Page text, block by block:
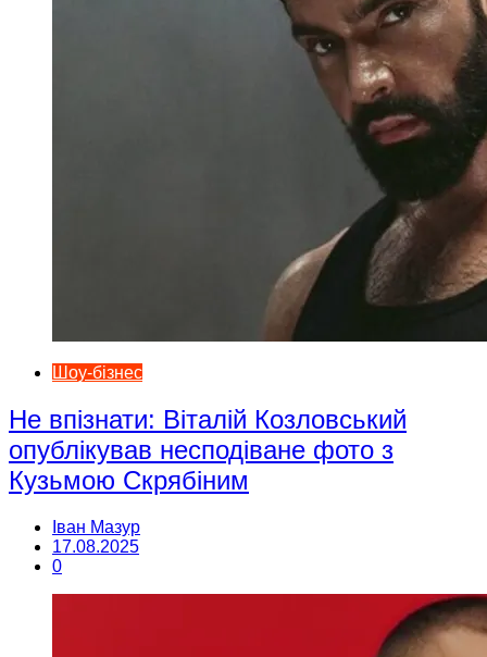
Шоу-бізнес
Не впізнати: Віталій Козловський
опублікував несподіване фото з
Кузьмою Скрябіним
Іван Мазур
17.08.2025
0